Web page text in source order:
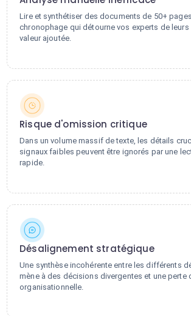
Lire et synthétiser des documents de 50+
chronophage qui détourne vos experts de
valeur ajoutée.
Risque d'omission critique
Dans un volume massif de texte, les détails
signaux faibles peuvent être ignorés par une
rapide.
Désalignement stratégique
Une synthèse incohérente entre les différents
mène à des décisions divergentes et une perte
organisationnelle.